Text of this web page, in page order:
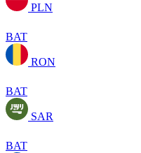
PLN
BAT
RON
BAT
SAR
BAT